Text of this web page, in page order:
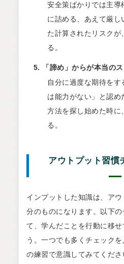
安全策ばかりでは主
に詰める、あえて厳し
た計算されたリスクが
る。
「諦め」からが本当の
自分に過度な期待を
は能力がない」と認め
方法を探し始めた時に
る。
アウトプット習慣
インプットした知識は、ア
分のものになります。以下
て、学んだことを行動に移
う。一つでも多くチェック
の練習で意識してみてくださ